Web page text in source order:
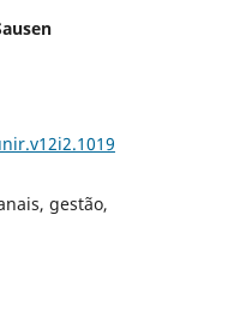
gestão,